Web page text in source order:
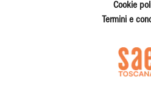
Cookie
Termini e